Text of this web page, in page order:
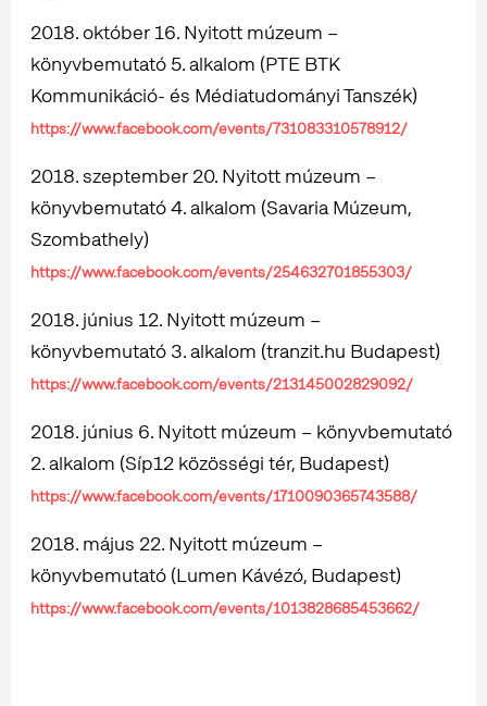
2018. október 16. Nyitott múzeum –
könyvbemutató 5. alkalom (PTE BTK
Kommunikáció- és Médiatudományi Tanszék)
https://www.facebook.com/events/731083310578912/
2018. szeptember 20. Nyitott múzeum –
könyvbemutató 4. alkalom (Savaria Múzeum,
Szombathely)
https://www.facebook.com/events/254632701855303/
2018. június 12. Nyitott múzeum –
könyvbemutató 3. alkalom (tranzit.hu Budapest)
https://www.facebook.com/events/213145002829092/
2018. június 6. Nyitott múzeum – könyvbemutató
2. alkalom (Síp12 közösségi tér, Budapest)
https://www.facebook.com/events/1710090365743588/
2018. május 22. Nyitott múzeum –
könyvbemutató (Lumen Kávézó, Budapest)
https://www.facebook.com/events/1013828685453662/